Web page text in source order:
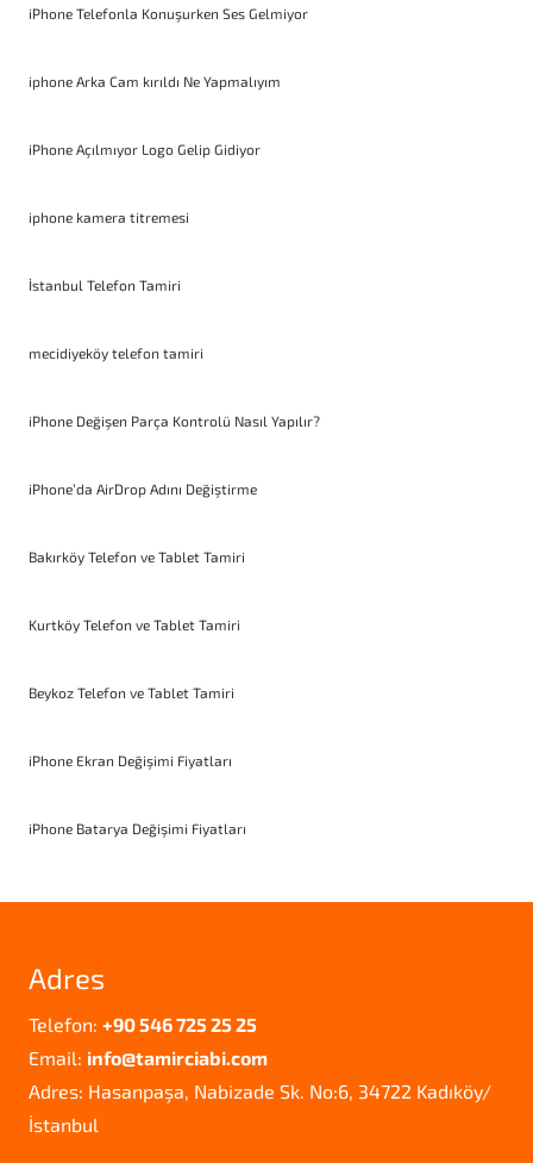
iPhone Telefonla Konuşurken Ses Gelmiyor
iphone Arka Cam kırıldı Ne Yapmalıyım
iPhone Açılmıyor Logo Gelip Gidiyor
iphone kamera titremesi
İstanbul Telefon Tamiri
mecidiyeköy telefon tamiri
iPhone Değişen Parça Kontrolü Nasıl Yapılır?
iPhone’da AirDrop Adını Değiştirme
Bakırköy Telefon ve Tablet Tamiri
Kurtköy Telefon ve Tablet Tamiri
Beykoz Telefon ve Tablet Tamiri
iPhone Ekran Değişimi Fiyatları
iPhone Batarya Değişimi Fiyatları
Adres
Telefon: +90 546 725 25 25
Email: info@tamirciabi.com
Adres: Hasanpaşa, Nabizade Sk. No:6, 34722 Kadıköy/
İstanbul